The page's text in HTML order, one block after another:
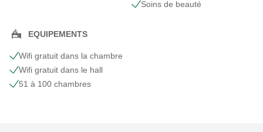
Soins de beauté
EQUIPEMENTS
Wifi gratuit dans la chambre
Wifi gratuit dans le hall
51 à 100 chambres